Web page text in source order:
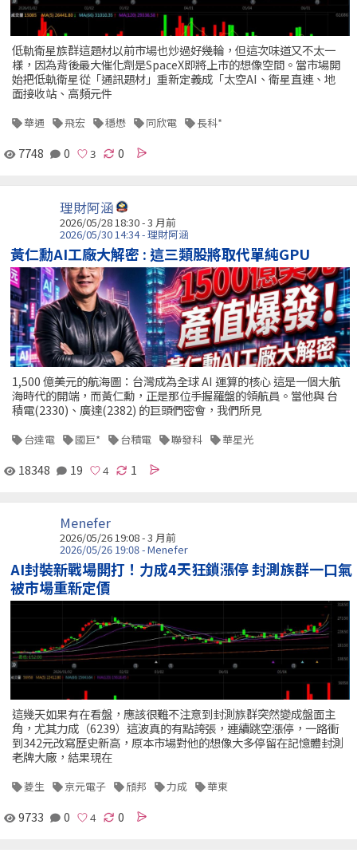
低軌衛星族群這題材以前市場也炒過好幾輪，但這次味道又不太一
樣，因為背後最大催化劑是SpaceX即將上市的想像空間。當市場開
始把低軌衛星從「通訊題材」重新定義成「太空AI、衛星直連、地
面接收站、高頻元件
華通 飛宏 穩懋 同欣電 長科*
7748 0 0
理財阿涵
2026/05/28 18:30 - 3 月前
2026/05/30 14:34 - 理財阿涵
黃仁勳AI工廠大解密 : 這三類股將取代單純GPU
1,500 億美元的航海圖：台灣成為全球 AI 運算的核心 這是一個大航
海時代的開端，而黃仁勳，正是那位手握羅盤的領航員。當他與 台
積電(2330)、廣達(2382) 的巨頭們密會，我們所見
台達電 國巨* 台積電 聯發科 華星光
18348 19 1
Menefer
2026/05/26 19:08 - 3 月前
2026/05/26 19:08 - Menefer
AI封裝新戰場開打！力成4天狂鎖漲停 封測族群一口氣
被市場重新定價
這幾天如果有在看盤，應該很難不注意到封測族群突然變成盤面主
角，尤其力成（6239）這波真的有點誇張，連續跳空漲停，一路衝
到342元改寫歷史新高，原本市場對他的想像大多停留在記憶體封測
老牌大廠，結果現在
菱生 京元電子 頎邦 力成 華東
9733 0 0